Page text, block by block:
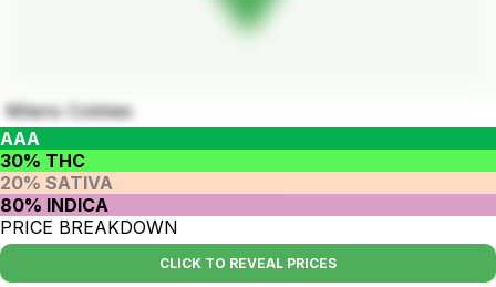
Milano Cokkies
AAA
30% THC
20% SATIVA
80% INDICA
PRICE BREAKDOWN
CLICK TO REVEAL PRICES